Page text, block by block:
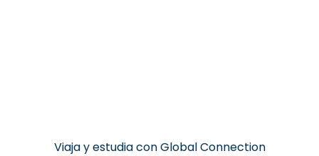
Viaja y estudia con Global Connection